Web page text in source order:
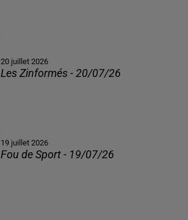
20 juillet 2026
Les Zinformés - 20/07/26
19 juillet 2026
Fou de Sport - 19/07/26